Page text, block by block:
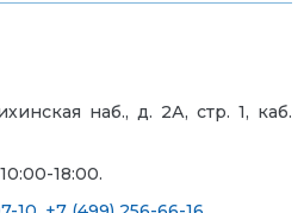
наб., д. 2А, стр. 1, каб.
18:00.